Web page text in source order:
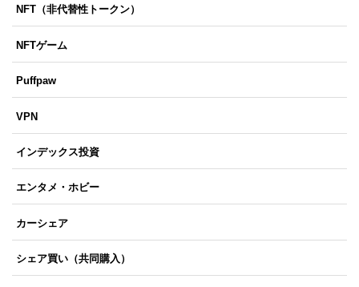
NFT（非代替性トークン）
NFTゲーム
Puffpaw
VPN
インデックス投資
エンタメ・ホビー
カーシェア
シェア買い（共同購入）